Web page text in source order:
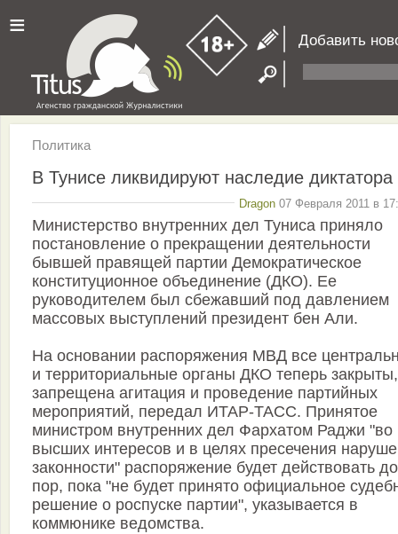
≡ Добавить
Политика
В Тунисе ликвидируют наследие диктатора
Dragon 07 Февраля 2011 в
Министерство внутренних дел Туниса приняло
постановление о прекращении деятельности
бывшей правящей партии Демократическое
конституционное объединение (ДКО). Ее
руководителем был сбежавший под давлением
массовых выступлений президент бен Али.
На основании распоряжения МВД все
и территориальные органы ДКО теперь закрыты,
запрещена агитация и проведение партийных
мероприятий, передал ИТАР-ТАСС. Принятое
министром внутренних дел Фархатом Раджи "во
высших интересов и в целях пресечения
законности" распоряжение будет действовать
пор, пока "не будет принято официальное
решение о роспуске партии", указывается в
коммюнике ведомства.